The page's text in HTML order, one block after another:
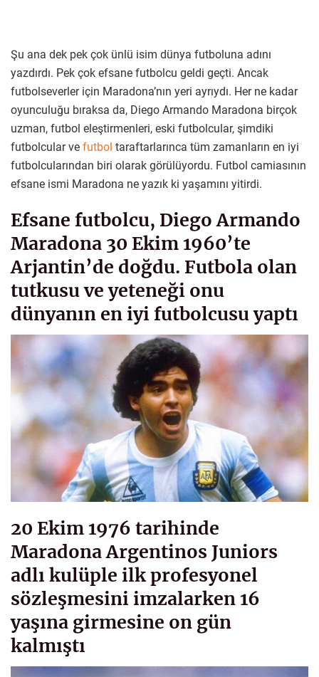
Şu ana dek pek çok ünlü isim dünya futboluna adını
yazdırdı. Pek çok efsane futbolcu geldi geçti. Ancak
futbolseverler için Maradona’nın yeri ayrıydı. Her ne kadar
oyunculuğu bıraksa da, Diego Armando Maradona birçok
uzman, futbol eleştirmenleri, eski futbolcular, şimdiki
futbolcular ve futbol taraftarlarınca tüm zamanların en iyi
futbolcularından biri olarak görülüyordu. Futbol camiasının
efsane ismi Maradona ne yazık ki yaşamını yitirdi.
Efsane futbolcu, Diego Armando
Maradona 30 Ekim 1960’te
Arjantin’de doğdu. Futbola olan
tutkusu ve yeteneği onu
dünyanın en iyi futbolcusu yaptı
20 Ekim 1976 tarihinde
Maradona Argentinos Juniors
adlı kulüple ilk profesyonel
sözleşmesini imzalarken 16
yaşına girmesine on gün
kalmıştı